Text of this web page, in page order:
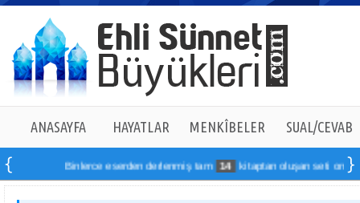
ANASAYFA HAYATLAR MENKÎBELER SUAL/CEVAB
Binlerce eserden derlenmiş tam 14 kitaptan oluşan seti online